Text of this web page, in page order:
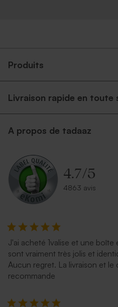
Produits
Livraison rapide en toute
A propos de tadaaz
4.7/5
4863 avis
J'ai acheté 1valise et une boîte
sont vraiment très jolis et
Aucun regret. La livraison et
recommande